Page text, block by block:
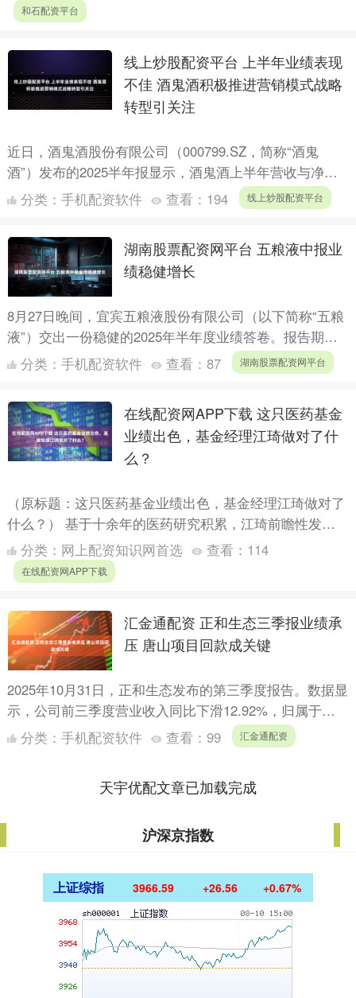
和石配资平台
线上炒股配资平台 上半年业绩表现
不佳 酒鬼酒积极推进营销模式战略
转型引关注
近日，酒鬼酒股份有限公司（000799.SZ，简称“酒鬼
酒”）发布的2025半年报显示，酒鬼酒上半年营收与净利
润均有所下滑。《经济参考报》记者发现，在白酒行业
分类： 手机配资软件 查看： 194 线上炒股配资平台
湖南股票配资网平台 五粮液中报业
绩稳健增长
8月27日晚间，宜宾五粮液股份有限公司（以下简称“五粮
液”）交出一份稳健的2025年半年度业绩答卷。报告期
内，五粮液实现营收527.71亿元，同比增长4.19%....
分类： 手机配资软件 查看： 87 湖南股票配资网平台
在线配资网APP下载 这只医药基金
业绩出色，基金经理江琦做对了什
么？
（原标题：这只医药基金业绩出色，基金经理江琦做对了
什么？） 基于十余年的医药研究积累，江琦前瞻性发掘
创新药板块投资机会，所管产品东方红医疗升级短中长期
业绩均出色....
分类： 网上配资知识网首选 查看： 114
在线配资网APP下载
汇金通配资 正和生态三季报业绩承
压 唐山项目回款成关键
2025年10月31日，正和生态发布的第三季度报告。数据显
示，公司前三季度营业收入同比下滑12.92%，归属于上
市公司股东的净利润亏损达2122万元；其中单三季....
分类： 手机配资软件 查看： 99 汇金通配资
天宇优配文章已加载完成
沪深京指数
上证综指 3966.59 +26.56 +0.67%